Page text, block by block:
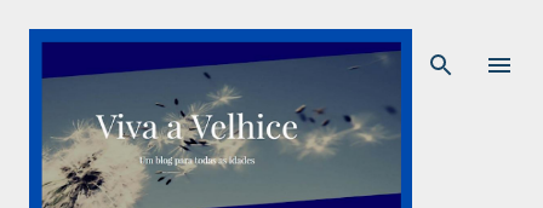
Pular para o conteúdo principal